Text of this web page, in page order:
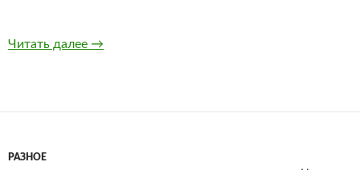
Читать далее Банкротство физических лиц в Томске:
→
РАЗНОЕ